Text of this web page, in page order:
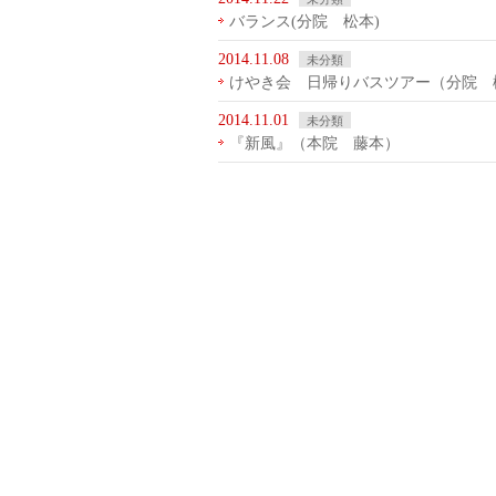
バランス(分院 松本)
2014.11.08 未分類
けやき会 日帰りバスツアー（分院
2014.11.01 未分類
『新風』（本院 藤本）